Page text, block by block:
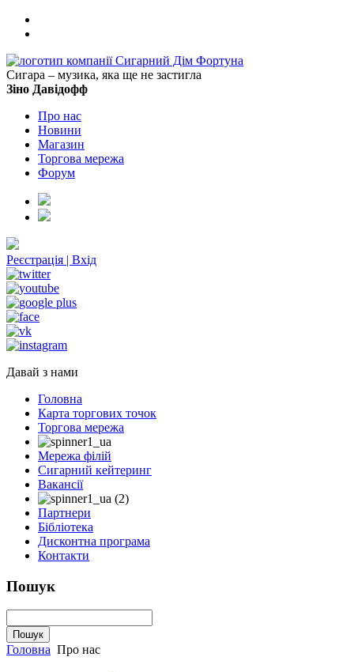
Сигара – музика, яка ще не застигла
Зіно Давідофф
Про нас
Новини
Магазин
Торгова мережа
Форум
Реєстрація | Вхід
Давай з нами
Головна
Карта торгових точок
Торгова мережа
Мережа філій
Сигарний кейтеринг
Вакансії
Партнери
Бібліотека
Дисконтна програма
Контакти
Пошук
Головна Про нас